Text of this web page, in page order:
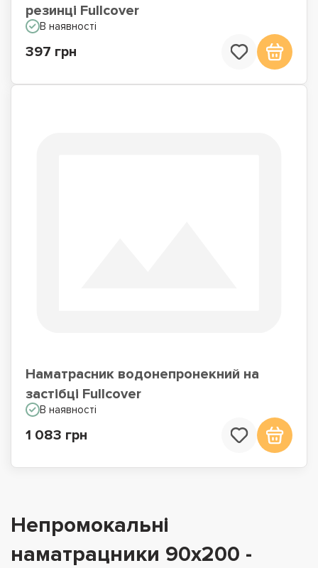
резинці Fullcover
В наявності
397 грн
Наматрасник водонепронекний на
застібці Fullcover
В наявності
1 083 грн
Непромокальні
наматрацники 90х200 -